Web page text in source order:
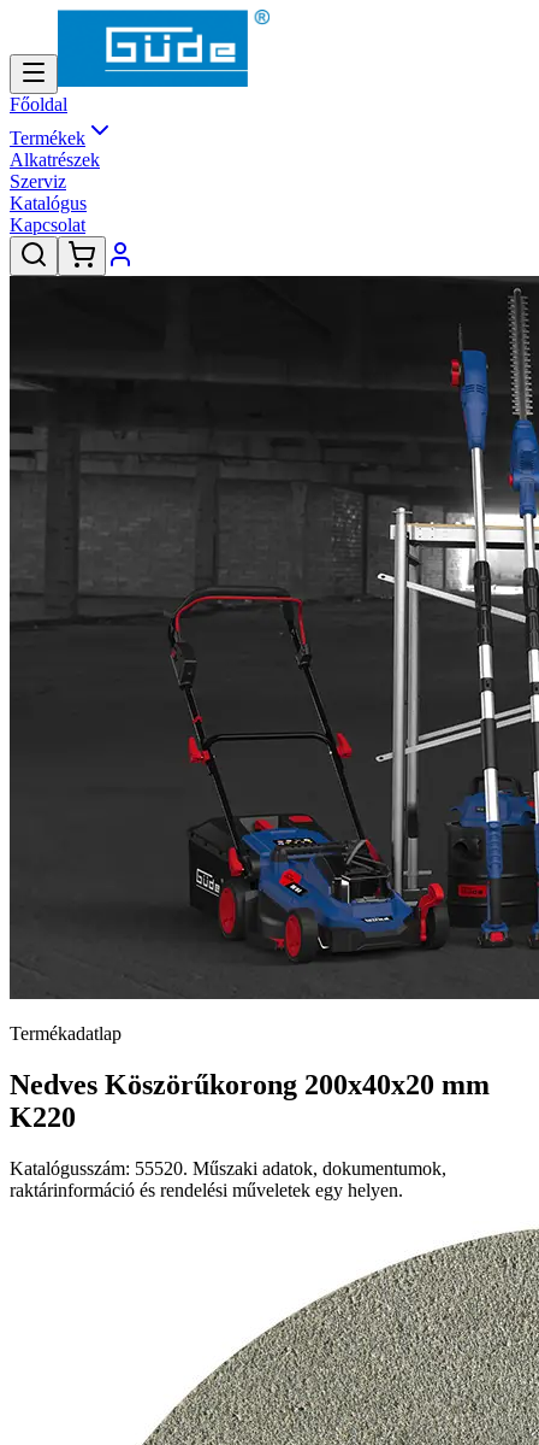
Főoldal
Termékek
Alkatrészek
Szerviz
Katalógus
Kapcsolat
Termékadatlap
Nedves Köszörűkorong 200x40x20 mm
K220
Katalógusszám: 55520. Műszaki adatok, dokumentumok,
raktárinformáció és rendelési műveletek egy helyen.